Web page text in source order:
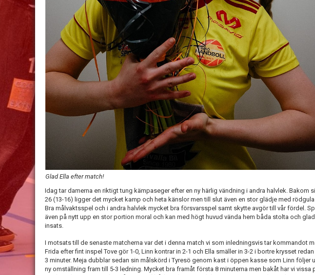
Glad Ella efter match!
Idag tar damerna en riktigt tung kämpaseger efter en ny härlig vändning i andra halvlek. Bakom
26 (13-16) ligger det mycket kamp och heta känslor men till slut även en stor glädje med
Bra målvaktsspel och i andra halvlek mycket bra försvarsspel samt skytte avgör till vår fördel.
även på nytt upp en stor portion moral och kan med högt huvud vända hem båda stolta och
insats.
I motsats till de senaste matcherna var det i denna match vi som inledningsvis tar kommandot
Frida efter fint inspel Tove gör 1-0, Linn kontrar in 2-1 och Ella smäller in 3-2 i bortre krysset
3 minuter. Meja dubblar sedan sin målskörd i Tyresö genom kast i öppen kasse som Linn följer
ny omställning fram till 5-3 ledning. Mycket bra framåt första 8 minuterna men bakåt har vi vissa